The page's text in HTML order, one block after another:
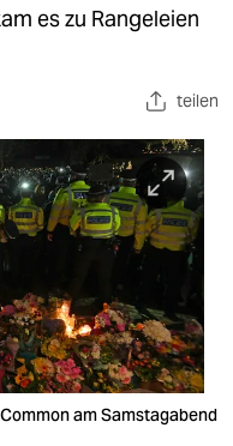
es zu Rangeleien
teilen
am Samstagabend